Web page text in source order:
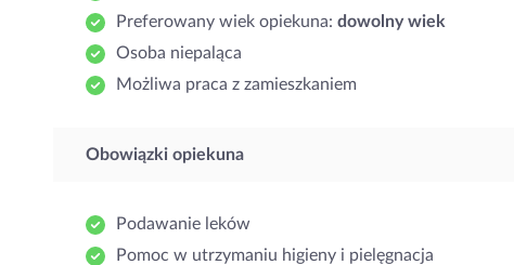
Preferowany wiek opiekuna: dowolny wiek
Osoba niepaląca
Możliwa praca z zamieszkaniem
Obowiązki opiekuna
Podawanie leków
Pomoc w utrzymaniu higieny i pielęgnacja